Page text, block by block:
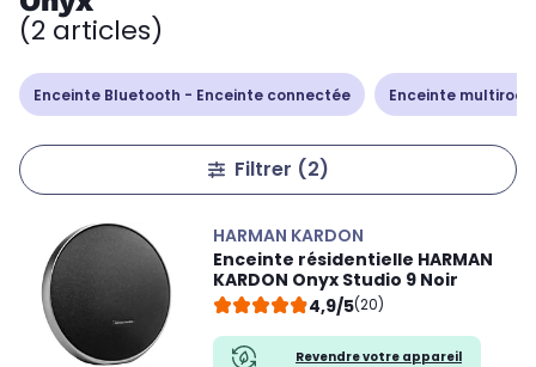
(2 articles)
Enceinte Bluetooth - Enceinte connectée Enceinte
Filtrer (2)
HARMAN KARDON
Enceinte résidentielle HARMAN
KARDON Onyx Studio 9 Noir
4,9/5(20)
Revendre votre appareil